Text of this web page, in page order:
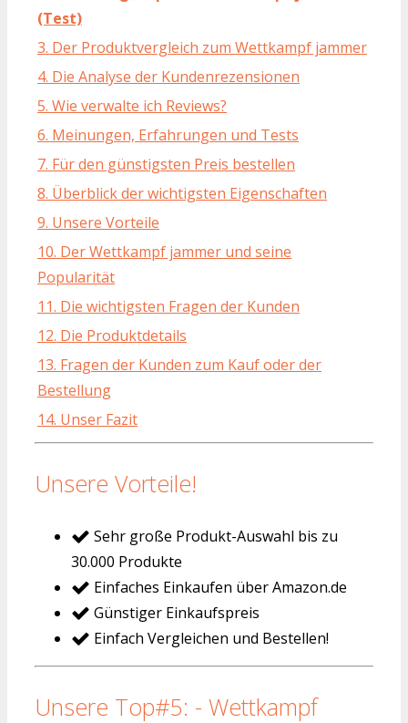
(Test)
3. Der Produktvergleich zum Wettkampf jammer
4. Die Analyse der Kundenrezensionen
5. Wie verwalte ich Reviews?
6. Meinungen, Erfahrungen und Tests
7. Für den günstigsten Preis bestellen
8. Überblick der wichtigsten Eigenschaften
9. Unsere Vorteile
10. Der Wettkampf jammer und seine
Popularität
11. Die wichtigsten Fragen der Kunden
12. Die Produktdetails
13. Fragen der Kunden zum Kauf oder der
Bestellung
14. Unser Fazit
Unsere Vorteile!
Sehr große Produkt-Auswahl bis zu
30.000 Produkte
Einfaches Einkaufen über Amazon.de
Günstiger Einkaufspreis
Einfach Vergleichen und Bestellen!
Unsere Top#5: - Wettkampf